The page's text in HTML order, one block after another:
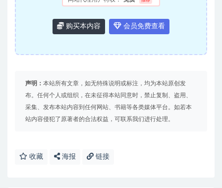
购买本内容 会员免费查看
声明： 本站所有文章，如无特殊说明或标注，均为本站原创发
布。任何个人或组织，在未征得本站同意时，禁止复制、盗用、
采集、发布本站内容到任何网站、书籍等各类媒体平台。如若本
站内容侵犯了原著者的合法权益，可联系我们进行处理。
收藏 海报 链接